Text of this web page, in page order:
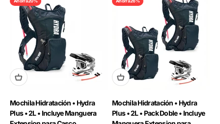
Mochila Hidratación • Hydra
Plus • 2L • Incluye Manguera
Mochila Hidratación • Hydra
Plus • 2L • Pack Doble • Incluye